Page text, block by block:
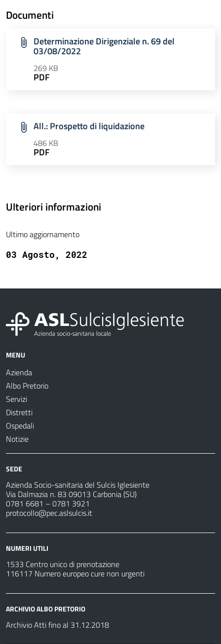
Documenti
Determinazione Dirigenziale n. 69 del
03/08/2022
269 KB
PDF
All.: Prospetto di liquidazione
486 KB
PDF
Ulteriori informazioni
Ultimo aggiornamento
03 Agosto, 2022
MENU
Azienda
Albo Pretorio
Servizi
Distretti
Ospedali
Notizie
SEDE
Azienda Socio-sanitaria del Sulcis Iglesiente
Via Dalmazia n. 83 09013 Carbonia (SU)
0781 6681 – 0781 3921
protocollo@pec.aslsulcis.it
NUMERI UTILI
1533 Centro unico di prenotazione
116117 Numero europeo cure non urgenti
ARCHIVIO ALBO PRETORIO
Archivio Atti fino al 31.12.2018